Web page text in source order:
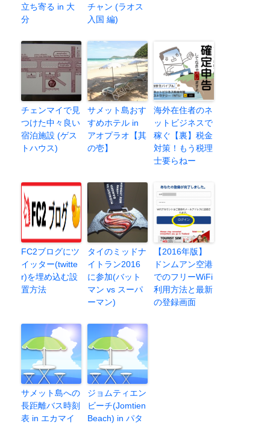
立ち寄る in 大
分
チャン (ラオス
入国 編)
チェンマイで見
つけた中々良い
宿泊施設 (ゲス
トハウス)
サメット島おす
すめホテル in
アオプラオ【其
の壱】
海外在住者のネ
ットビジネスで
稼ぐ【裏】税金
対策！もう税理
士要らねー
FC2ブログにツ
イッター(twitte
r)を埋め込む設
置方法
タイのミッドナ
イトラン2016
に参加(バット
マン vs スーパ
ーマン)
【2016年版】
ドンムアン空港
でのフリーWiFi
利用方法と最新
の登録画面
サメット島への
長距離バス時刻
表 in エカマイ
ジョムティエン
ビーチ(Jomtien
Beach) in パタ